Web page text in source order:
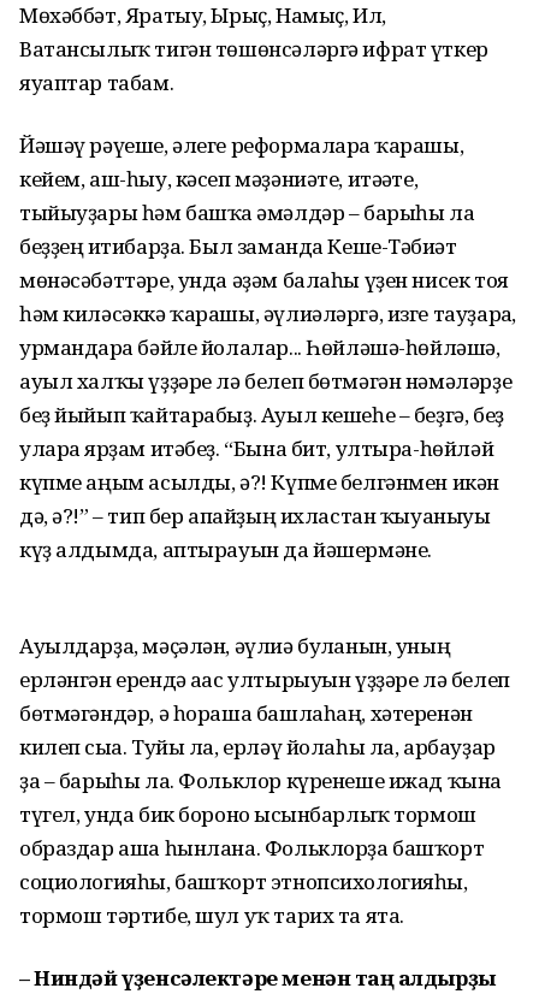
Мөхәббәт, Яратыу, Ырыҫ, Намыҫ, Ил,
Ватансылыҡ тигән төшөнсәләргә ифрат үткер
яуаптар табам.
Йәшәү рәүеше, әлеге реформаларға ҡара­шы,
кейем, аш-һыу, кәсеп мәҙәниәте, итәғәте,
тыйыуҙары һәм башҡа ғәмәлдәр – барыһы ла
беҙҙең иғтибарҙа. Был заманда Кеше-Тәбиғәт
мөнәсәбәттәре, унда әҙәм балаһы үҙен нисек тоя
һәм киләсәккә ҡарашы, әүлиәләргә, изге тауҙарға,
урмандарға бәйле йолалар... Һөйләшә-һөйләшә,
ауыл халҡы үҙҙәре лә белеп бөтмәгән нәмәләрҙе
беҙ йыйып ҡайтарабыҙ. Ауыл кешеһе – беҙгә, беҙ
уларға ярҙам итәбеҙ. “Бына бит, ултыра-һөйләй
күпме аңым асылды, ә?! Күпме белгәнмен икән
дә, ә?!” – тип бер апайҙың ихластан ҡыуаныуы
күҙ алдымда, аптырауын да йәшермәне.
Ауылдарҙа, мәҫәлән, әүлиә булғанын, уның
ерләнгән ерендә ағас ултырыуын үҙҙәре лә белеп
бөтмәгәндәр, ә һораша башлаһаң, хәтеренән
килеп сыға. Туйы ла, ерләү йолаһы ла, арбауҙар
ҙа – барыһы ла. Фольклор күренеше ижад ҡына
түгел, унда бик боронғо ысынбарлыҡ тормош
образдар аша һынлана. Фольклорҙа башҡорт
социологияһы, башҡорт этнопси­холо­гияһы,
тормош тәртибе, шул уҡ тарих та ята.
– Ниндәй үҙенсәлектәре менән таң ҡалдырҙы